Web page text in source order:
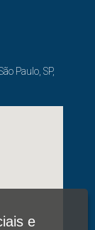
Paulo, SP,
e